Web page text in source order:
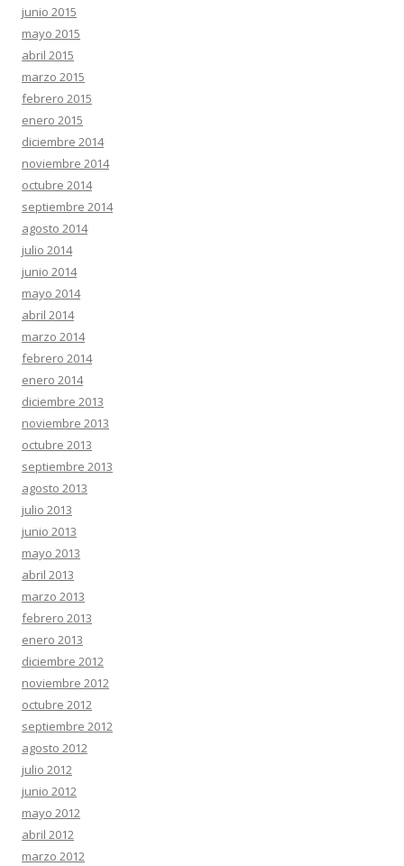
junio 2015
mayo 2015
abril 2015
marzo 2015
febrero 2015
enero 2015
diciembre 2014
noviembre 2014
octubre 2014
septiembre 2014
agosto 2014
julio 2014
junio 2014
mayo 2014
abril 2014
marzo 2014
febrero 2014
enero 2014
diciembre 2013
noviembre 2013
octubre 2013
septiembre 2013
agosto 2013
julio 2013
junio 2013
mayo 2013
abril 2013
marzo 2013
febrero 2013
enero 2013
diciembre 2012
noviembre 2012
octubre 2012
septiembre 2012
agosto 2012
julio 2012
junio 2012
mayo 2012
abril 2012
marzo 2012